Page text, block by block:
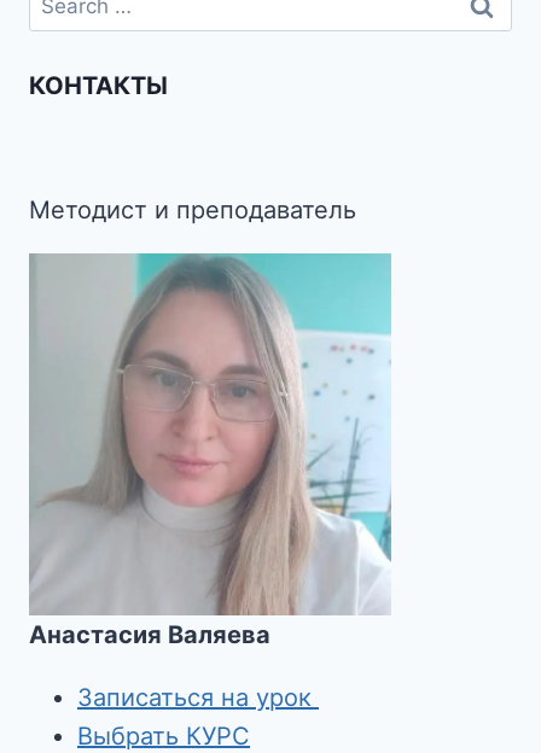
КОНТАКТЫ
Методист и преподаватель
Анастасия Валяева
Записаться на урок
Выбрать КУРС